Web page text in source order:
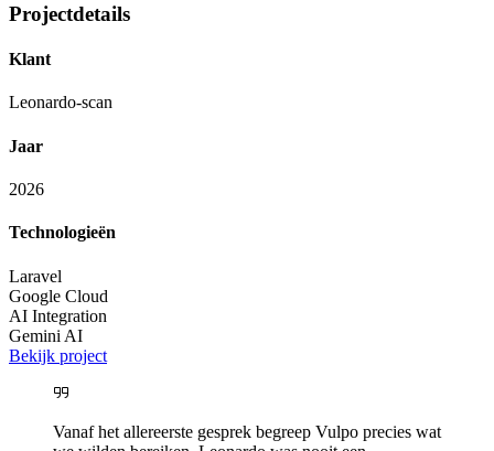
Projectdetails
Klant
Leonardo-scan
Jaar
2026
Technologieën
Laravel
Google Cloud
AI Integration
Gemini AI
Bekijk project
Vanaf het allereerste gesprek begreep Vulpo precies wat